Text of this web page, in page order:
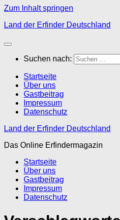
Zum Inhalt springen
Land der Erfinder Deutschland
Suchen nach:
Startseite
Über uns
Gastbeitrag
Impressum
Datenschutz
Land der Erfinder Deutschland
Das Online Erfindermagazin
Startseite
Über uns
Gastbeitrag
Impressum
Datenschutz